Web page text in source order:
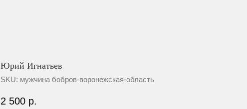
Юрий Игнатьев
SKU: мужчина бобров-воронежская-область
2 500 р.